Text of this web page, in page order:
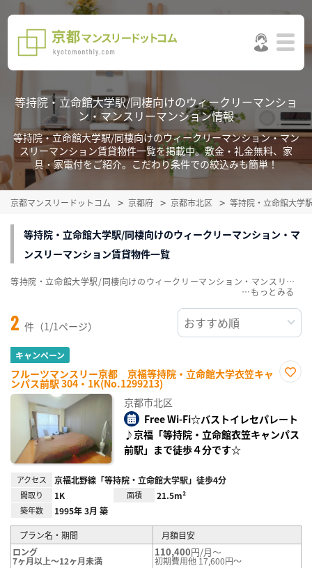
等持院・立命館大学駅/同棲向けのウィークリーマンショ
ン・マンスリーマンション情報
等持院・立命館大学駅/同棲向けのウィークリーマンション・マン
スリーマンション賃貸物件一覧を掲載中。敷金・礼金無料、家
具・家電付をご紹介。こだわり条件での絞込みも簡単！
京都マンスリードットコム 京都府 京都市北区 等持院・立命館大学
等持院・立命館大学駅/同棲向けのウィークリーマンション・マ
ンスリーマンション賃貸物件一覧
2 件（1/1ページ）
キャンペーン
フルーツマンスリー京都 京福等持院・立命館大学衣笠キャ
ンパス前駅 304・1K(No.1299213)
録
京都市北区
Free Wi-Fi☆バストイレセパレート
♪京福「等持院・立命館衣笠キャンパス
前駅」まで徒歩４分です☆
アクセス 京福北野線「等持院・立命館大学駅」徒歩4分
間取り 1K 面積 21.5m²
築年数 1995年 3月 築
プラン名・期間
月額目安
ロング
7ヶ月以上～12ヶ月未満
110,400円/月～
初期費用他 17,600円～
等持院・立命館大学駅/同棲向けのウィークリーマンション・マンスリーマンション賃貸物件一覧を掲載中。敷金・礼金無料、家具・家電付をご紹介。こだわり条件での絞込みも簡単！
…